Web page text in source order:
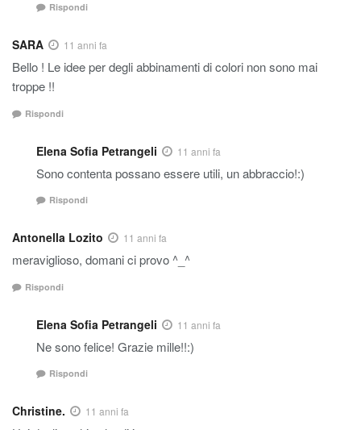
Rispondi
SARA 11 anni fa
Bello ! Le idee per degli abbinamenti di colori non sono mai
troppe !!
Rispondi
Elena Sofia Petrangeli 11 anni fa
Sono contenta possano essere utili, un abbraccio!:)
Rispondi
Antonella Lozito 11 anni fa
meraviglioso, domani ci provo ^_^
Rispondi
Elena Sofia Petrangeli 11 anni fa
Ne sono felice! Grazie mille!!:)
Rispondi
Christine. 11 anni fa